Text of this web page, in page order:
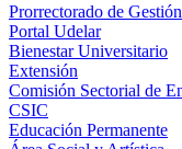
Prorrectorado de Gestión
Portal Udelar
Bienestar Universitario
Extensión
Comisión Sectorial de
CSIC
Educación Permanente